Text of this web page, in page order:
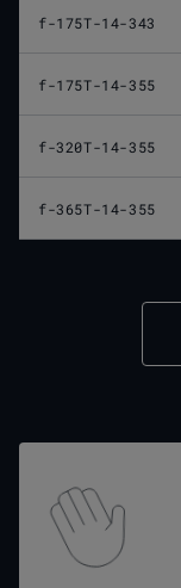
f-175T-14-343
f-175T-14-355
f-320T-14-355
f-365T-14-355